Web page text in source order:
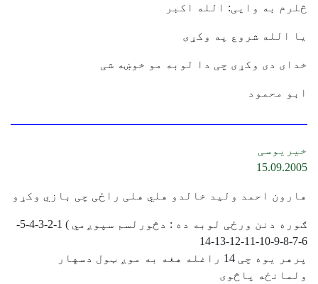
څلرم به وایی: الله اکبر
یا الله شروع په وکړی
خدای دی وکړی چی دا لوبه مو خوښه شی
ابو محمود
خیریوسی
15.09.2005
هارون احمد ولید خالدو هلي هلی راځی چی بازي وکړو
ګوره دنن ورځی لوبه ده : دڅورلسم سپوږمي ) 1-2-3-4-5-
6-7-8-9-10-11-12-13-14
پرهر یوه چی 14 راغله هغه به موږ ټول دسهار
ولمانځه پاڅوی